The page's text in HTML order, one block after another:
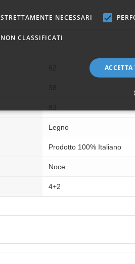
Legno
Prodotto 100% Italiano
Noce
4+2
STRETTAMENTE NECESSARI
NON CLASSIFICATI
ACCETTA